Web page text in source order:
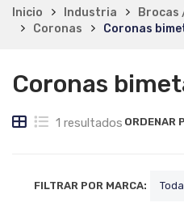
Inicio Industria
Brocas
Coronas
Coronas
Coronas
1 resultados ORDENAR
FILTRAR POR MARCA: